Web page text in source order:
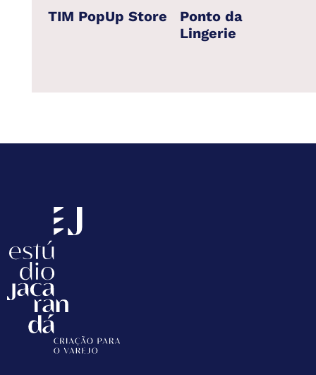
TIM PopUp Store
Ponto da
Lingerie